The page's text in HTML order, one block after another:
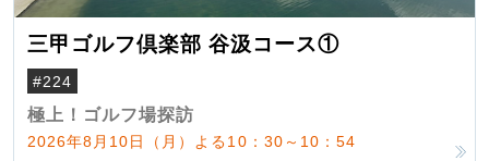
三甲ゴルフ倶楽部 谷汲コース①
#224
極上！ゴルフ場探訪
2026年8月10日（月）よる10：30～10：54